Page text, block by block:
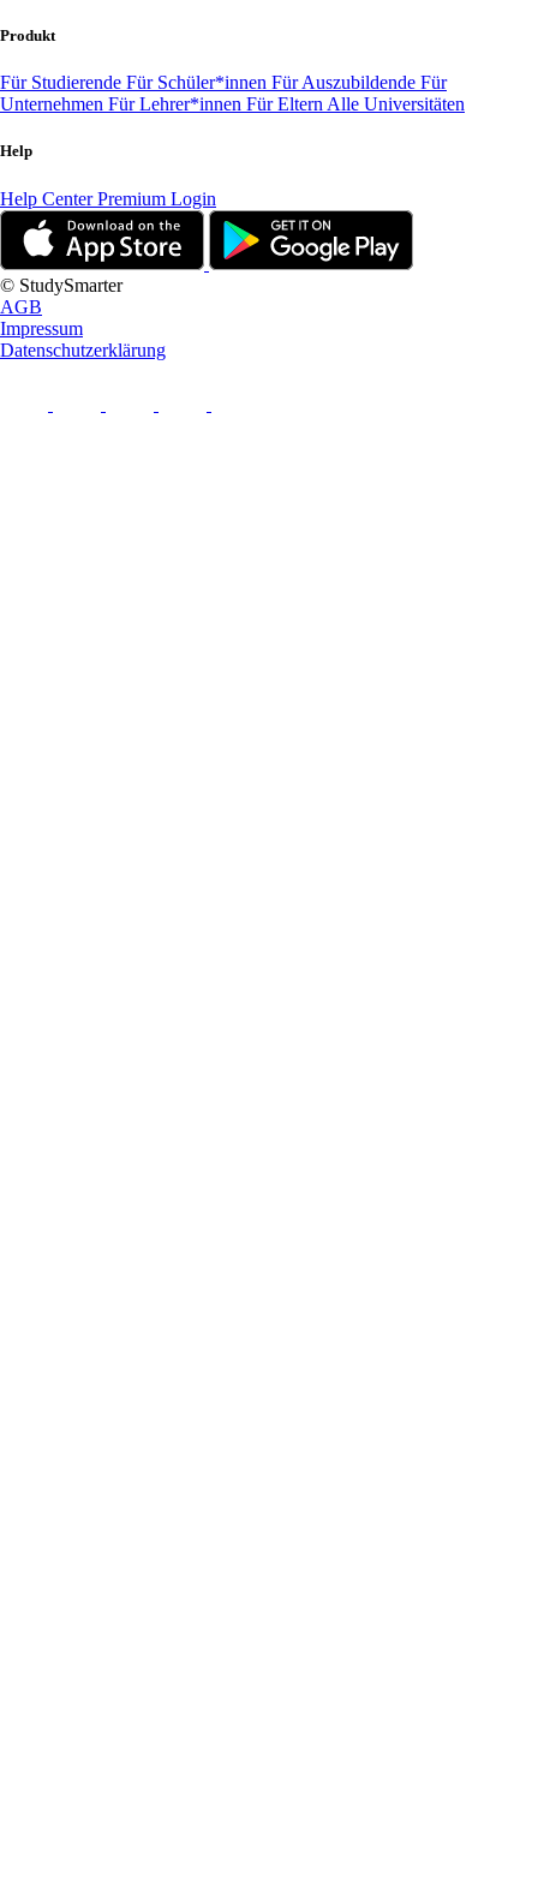
Produkt
Für Studierende Für Schüler*innen Für Auszubildende Für
Unternehmen Für Lehrer*innen Für Eltern Alle Universitäten
Help
Help CenterPremium Login
© StudySmarter
AGB
Impressum
Datenschutzerklärung